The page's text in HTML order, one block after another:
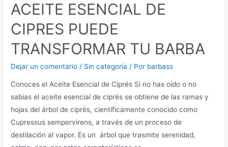
ACEITE ESENCIAL DE
CIPRES PUEDE
TRANSFORMAR TU BARBA
Dejar un comentario / Sin categoría / Por barbass
Conoces el Aceite Esencial de Ciprés Si no has oído o no
sabias el aceite esencial de ciprés se obtiene de las ramas y
hojas del árbol de ciprés, científicamente conocido como
Cupressus sempervirens, a través de un proceso de
destilación al vapor. Es un árbol que trasmite serenidad,